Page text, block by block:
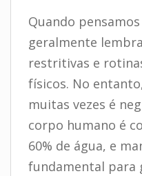
Quando
geralmente
restritivas e
físicos. No
muitas vezes é
corpo humano é
60% de água, e
fundamental para